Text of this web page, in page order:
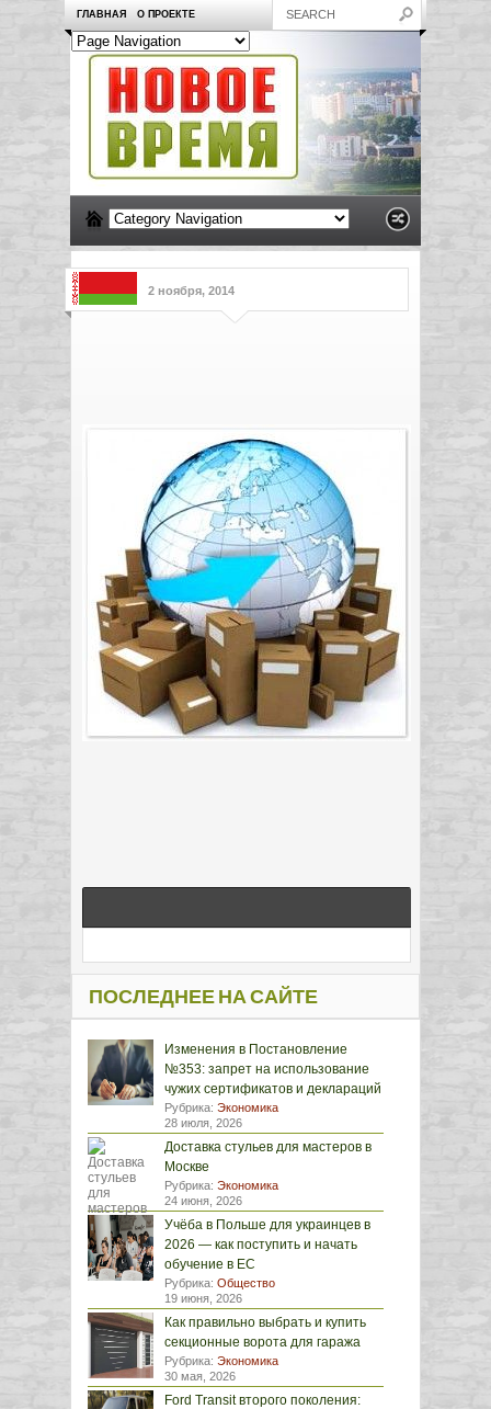
ГЛАВНАЯ О ПРОЕКТЕ
2 ноября, 2014
ПОСЛЕДНЕЕ НА САЙТЕ
Изменения в Постановление
№353: запрет на использование
чужих сертификатов и деклараций
Рубрика: Экономика
28 июля, 2026
Доставка стульев для мастеров в
Москве
Рубрика: Экономика
24 июня, 2026
Учёба в Польше для украинцев в
2026 — как поступить и начать
обучение в ЕС
Рубрика: Общество
19 июня, 2026
Как правильно выбрать и купить
секционные ворота для гаража
Рубрика: Экономика
30 мая, 2026
Ford Transit второго поколения: